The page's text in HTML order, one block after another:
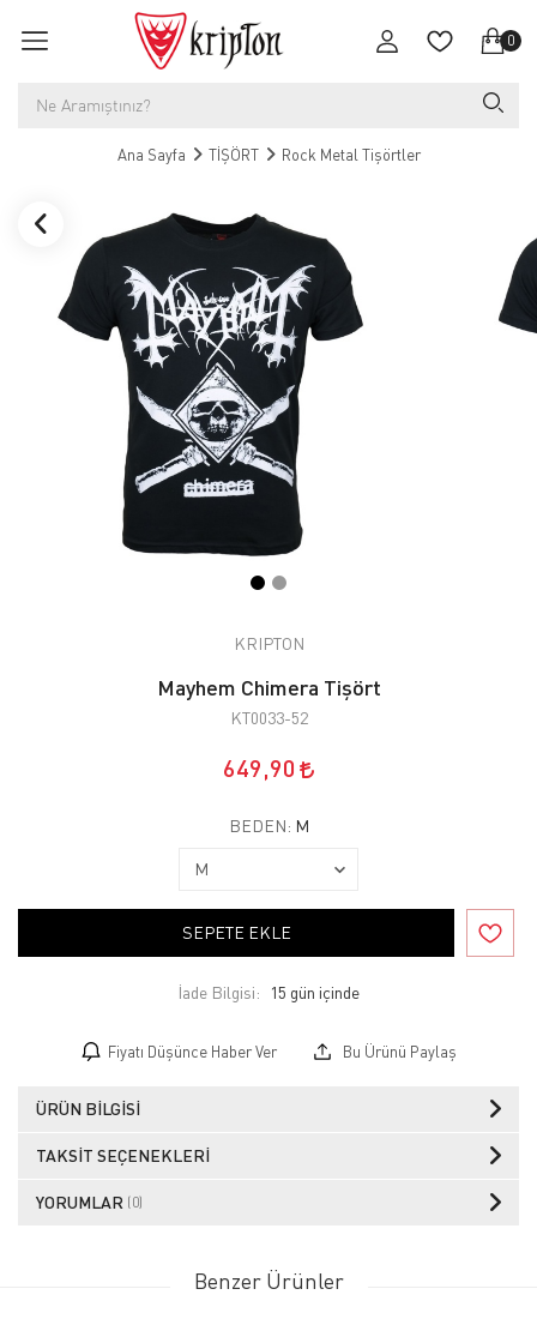
0
Ana Sayfa TİŞÖRT Rock Metal Tişörtler
KRIPTON
Mayhem Chimera Tişört
KT0033-52
649,90
BEDEN: M
SEPETE EKLE
İade Bilgisi:
Fiyatı Düşünce Haber Ver Bu Ürünü Paylaş
ÜRÜN BILGISI
TAKSIT SEÇENEKLERI
YORUMLAR (0)
Benzer Ürünler